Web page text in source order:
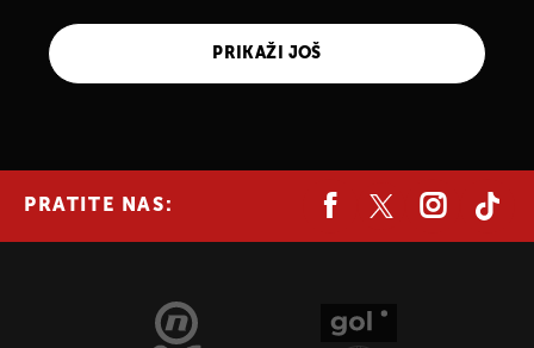
PRIKAŽI JOŠ
PRATITE NAS: